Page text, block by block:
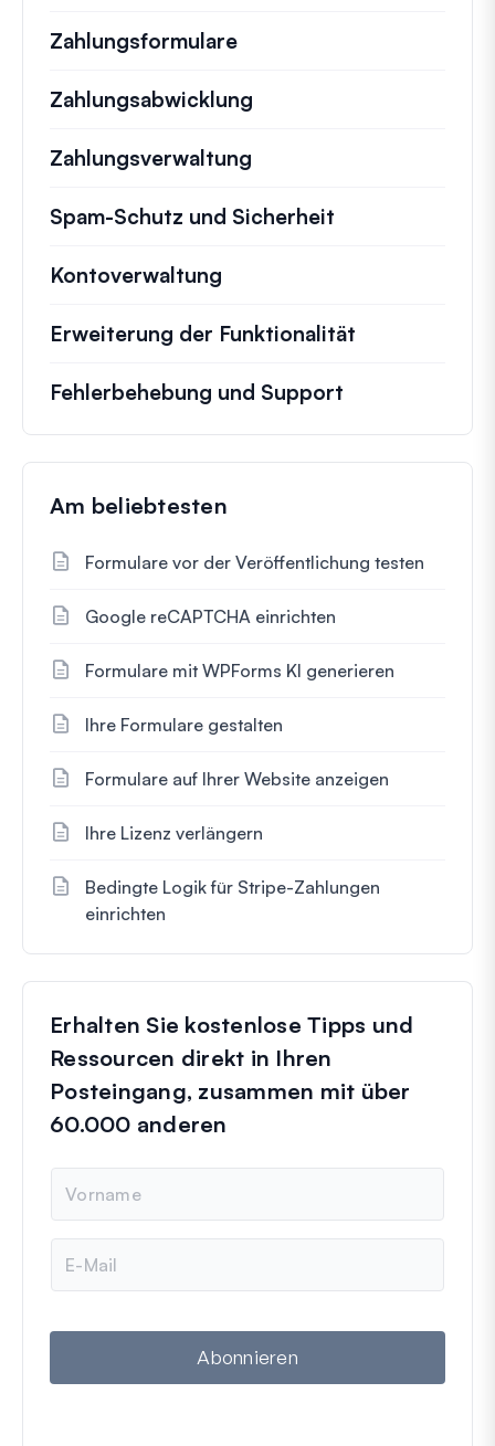
Zahlungsformulare
Zahlungsabwicklung
Zahlungsverwaltung
Spam-Schutz und Sicherheit
Kontoverwaltung
Erweiterung der Funktionalität
Fehlerbehebung und Support
Am beliebtesten
Formulare vor der Veröffentlichung testen
Google reCAPTCHA einrichten
Formulare mit WPForms KI generieren
Ihre Formulare gestalten
Formulare auf Ihrer Website anzeigen
Ihre Lizenz verlängern
Bedingte Logik für Stripe-Zahlungen
einrichten
Erhalten Sie kostenlose Tipps und
Ressourcen direkt in Ihren
Posteingang, zusammen mit über
60.000 anderen
m
e
M
i
Abonnieren